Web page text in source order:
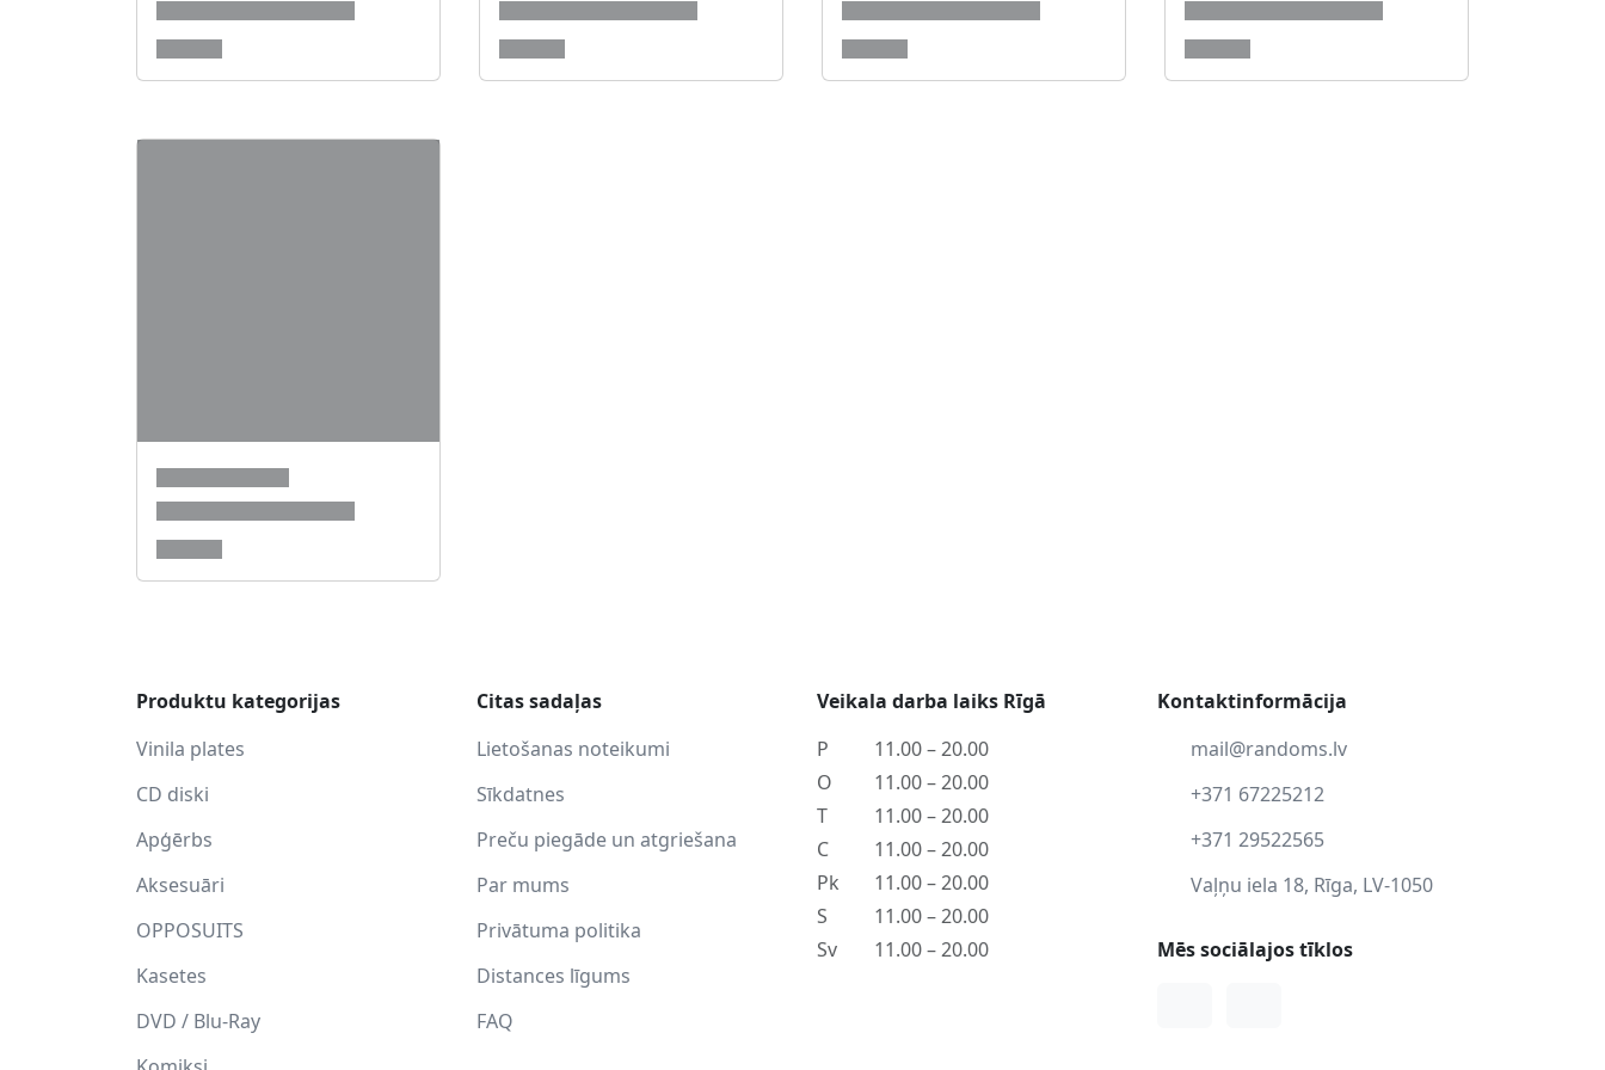
Produktu kategorijas
Vinila plates
CD diski
Apģērbs
Aksesuāri
OPPOSUITS
Kasetes
DVD / Blu-Ray
Citas sadaļas
Lietošanas noteikumi
Sīkdatnes
Preču piegāde un atgriešana
Par mums
Privātuma politika
Distances līgums
FAQ
Veikala darba laiks Rīgā
P
11.00 – 20.00
O
11.00 – 20.00
T
11.00 – 20.00
C
11.00 – 20.00
Pk
11.00 – 20.00
S
11.00 – 20.00
Sv
11.00 – 20.00
Kontaktinformācija
mail@randoms.lv
+371 67225212
+371 29522565
Vaļņu iela 18, Rīga, LV-1050
Mēs sociālajos tīklos